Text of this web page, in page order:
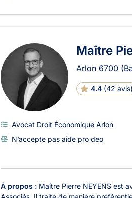
Maître
Arlon 6700
4.4 (42 avis)
Avocat Droit Économique Arlon
N’accepte pas aide pro deo
À propos : Maître Pierre NEYENS est